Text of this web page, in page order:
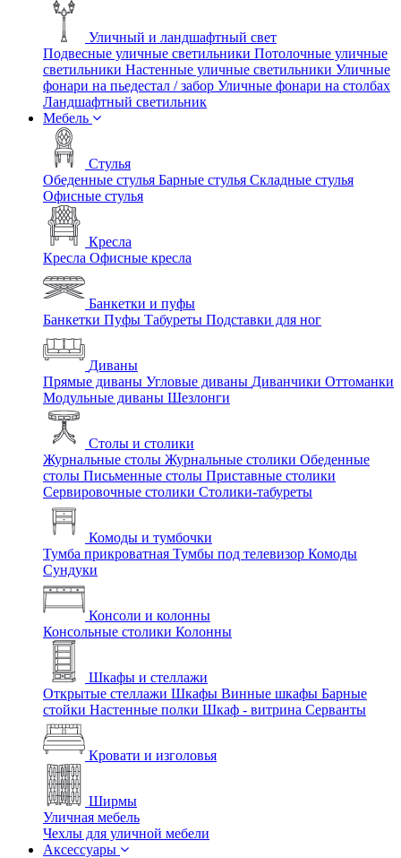
Уличный и ландшафтный свет
Подвесные уличные светильники Потолочные уличные
светильники Настенные уличные светильники Уличные
фонари на пьедестал / забор Уличные фонари на столбах
Ландшафтный светильник
Мебель
Стулья
Обеденные стулья Барные стулья Складные стулья
Офисные стулья
Кресла
Кресла Офисные кресла
Банкетки и пуфы
Банкетки Пуфы Табуреты Подставки для ног
Диваны
Прямые диваны Угловые диваны Диванчики Оттоманки
Модульные диваны Шезлонги
Столы и столики
Журнальные столы Журнальные столики Обеденные
столы Письменные столы Приставные столики
Сервировочные столики Столики-табуреты
Комоды и тумбочки
Тумба прикроватная Тумбы под телевизор Комоды
Сундуки
Консоли и колонны
Консольные столики Колонны
Шкафы и стеллажи
Открытые стеллажи Шкафы Винные шкафы Барные
стойки Настенные полки Шкаф - витрина Серванты
Кровати и изголовья
Ширмы
Уличная мебель
Чехлы для уличной мебели
Аксессуары